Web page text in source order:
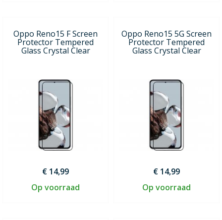
Oppo Reno15 F Screen
Protector Tempered
Glass Crystal Clear
€ 14,99
Op voorraad
Oppo Reno15 5G Screen
Protector Tempered
Glass Crystal Clear
€ 14,99
Op voorraad